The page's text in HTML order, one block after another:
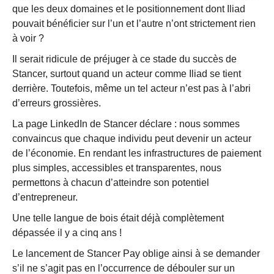
que les deux domaines et le positionnement dont Iliad
pouvait bénéficier sur l’un et l’autre n’ont strictement rien
à voir ?
Il serait ridicule de préjuger à ce stade du succès de
Stancer, surtout quand un acteur comme Iliad se tient
derrière. Toutefois, même un tel acteur n’est pas à l’abri
d’erreurs grossières.
La page LinkedIn de Stancer déclare : nous sommes
convaincus que chaque individu peut devenir un acteur
de l’économie. En rendant les infrastructures de paiement
plus simples, accessibles et transparentes, nous
permettons à chacun d’atteindre son potentiel
d’entrepreneur.
Une telle langue de bois était déjà complètement
dépassée il y a cinq ans !
Le lancement de Stancer Pay oblige ainsi à se demander
s’il ne s’agit pas en l’occurrence de débouler sur un